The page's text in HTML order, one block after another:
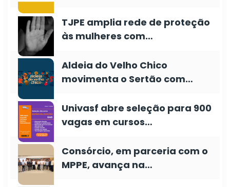
TJPE amplia rede de proteção
às mulheres com…
Aldeia do Velho Chico
movimenta o Sertão com…
Univasf abre seleção para 900
vagas em cursos…
Consórcio, em parceria com o
MPPE, avança na…